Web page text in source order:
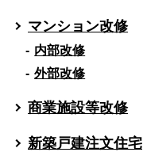
マンション改修
内部改修
外部改修
商業施設等改修
新築戸建注文住宅